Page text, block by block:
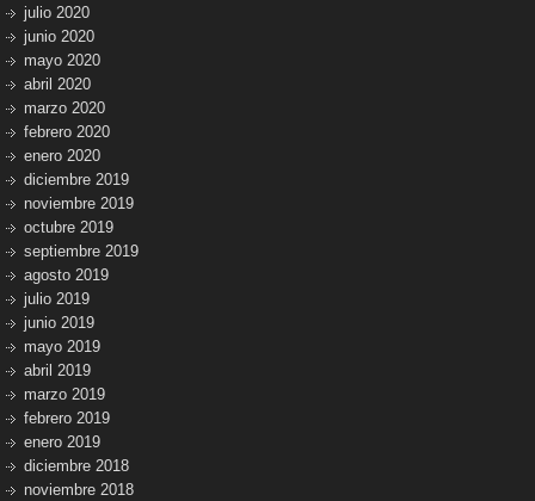
julio 2020
junio 2020
mayo 2020
abril 2020
marzo 2020
febrero 2020
enero 2020
diciembre 2019
noviembre 2019
octubre 2019
septiembre 2019
agosto 2019
julio 2019
junio 2019
mayo 2019
abril 2019
marzo 2019
febrero 2019
enero 2019
diciembre 2018
noviembre 2018